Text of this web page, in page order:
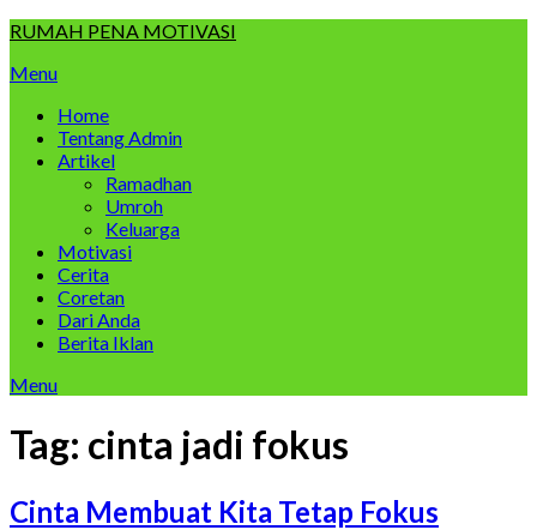
Skip
content
RUMAH PENA MOTIVASI
Menu
Home
Tentang Admin
Artikel
Ramadhan
Umroh
Keluarga
Motivasi
Cerita
Coretan
Dari Anda
Berita Iklan
Menu
Tag: cinta jadi fokus
Cinta Membuat Kita Tetap Fokus